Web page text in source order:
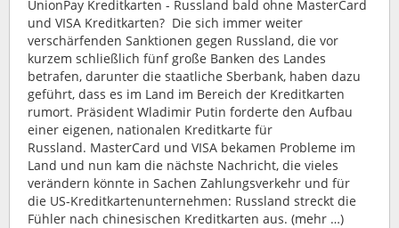
UnionPay Kreditkarten - Russland bald ohne MasterCard
und VISA Kreditkarten? Die sich immer weiter
verschärfenden Sanktionen gegen Russland, die vor
kurzem schließlich fünf große Banken des Landes
betrafen, darunter die staatliche Sberbank, haben dazu
geführt, dass es im Land im Bereich der Kreditkarten
rumort. Präsident Wladimir Putin forderte den Aufbau
einer eigenen, nationalen Kreditkarte für
Russland. MasterCard und VISA bekamen Probleme im
Land und nun kam die nächste Nachricht, die vieles
verändern könnte in Sachen Zahlungsverkehr und für
die US-Kreditkartenunternehmen: Russland streckt die
Fühler nach chinesischen Kreditkarten aus. (mehr …)